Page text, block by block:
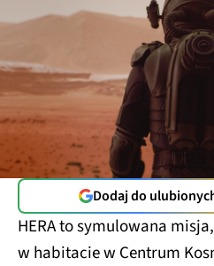
Dodaj do
HERA to symulowana
w habitacie w Centrum